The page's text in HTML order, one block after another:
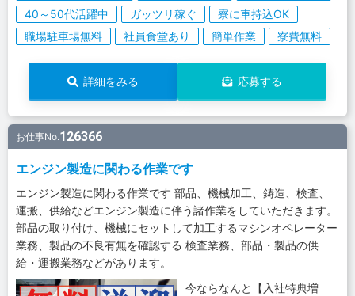
40～50代活躍中
ガッツリ稼ぐ
寮に車持込OK
職場駐車場無料
社員食堂あり 簡単作業 寮費無料
詳細をみる 応募する
お仕事No.126366
エンジン製造に関わる作業です
エンジン製造に関わる作業です 部品、機械加工、鋳造、検査、
運搬、供給などエンジン製造に伴う諸作業をしていただきます。
部品の取り付け、機械にセットして加工するマシンオペレーター
業務、製品の不良有無を確認する 検査業務、部品・製品の供
給・運搬業務などがあります。
今ならなんと【入社特典増